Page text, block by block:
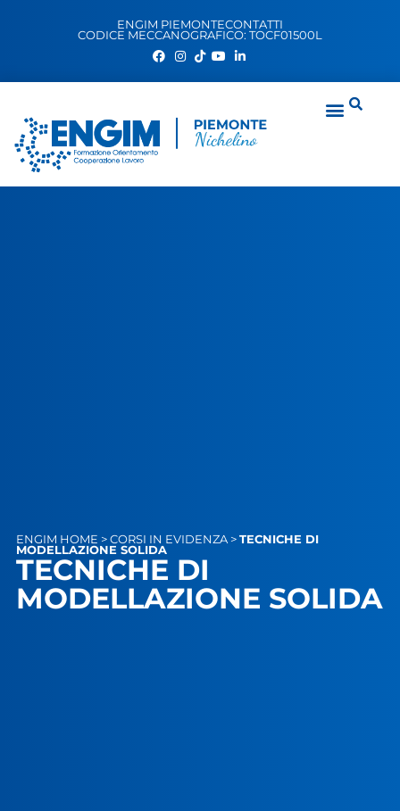
ENGIM PIEMONTECONTATTI
CODICE MECCANOGRAFICO: TOCF01500L
ENGIM HOME > CORSI IN EVIDENZA> TECNICHE DI
MODELLAZIONE SOLIDA
TECNICHE DI
MODELLAZIONE SOLIDA